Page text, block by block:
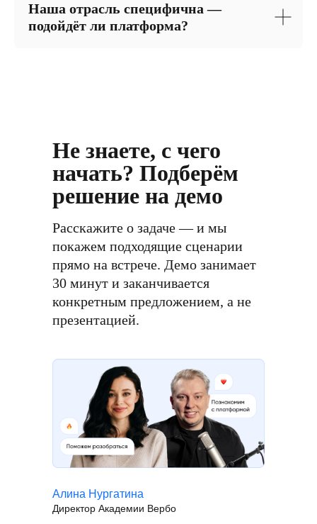
Наша отрасль специфична —
подойдёт ли платформа?
Расскажите о задаче — и мы
покажем подходящие сценарии
прямо на встрече. Демо занимает
30 минут и заканчивается
конкретным предложением, а не
презентацией.
Не знаете, с чего
начать? Подберём
решение на демо
Алина Нургатина
Директор Академии Вербо